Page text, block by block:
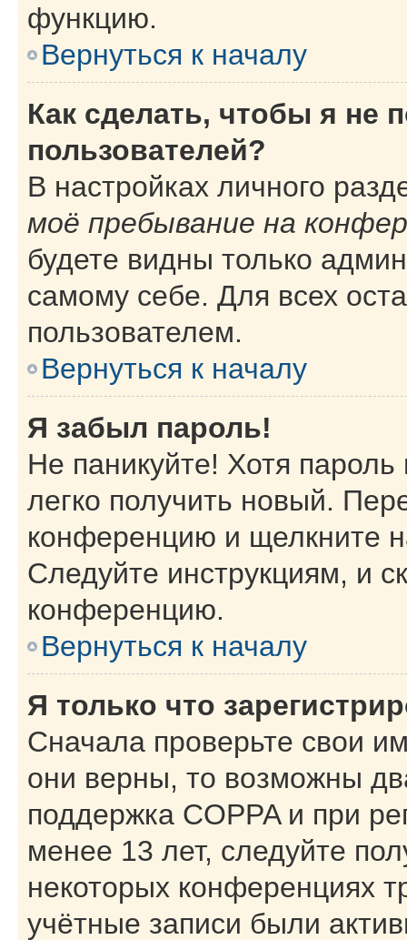
функцию.
Вернуться к началу
Как сделать, чтобы я не
пользователей?
В настройках личного
моё пребывание на
будете видны только
самому себе. Для всех
пользователем.
Вернуться к началу
Я забыл пароль!
Не паникуйте! Хотя
легко получить новый.
конференцию и щелкните
Следуйте инструкциям, и
конференцию.
Вернуться к началу
Я только что
Сначала проверьте свои
они верны, то возможны
поддержка COPPA и при
менее 13 лет, следуйте
некоторых конференциях
учётные записи были